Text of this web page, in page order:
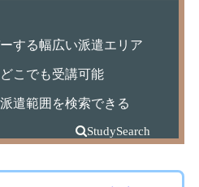
する幅広い派遣エリア
こでも受講可能
遣範囲を検索できる